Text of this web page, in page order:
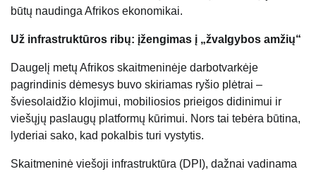
būtų naudinga Afrikos ekonomikai.
Už infrastruktūros ribų: įžengimas į „žvalgybos amžių“
Daugelį metų Afrikos skaitmeninėje darbotvarkėje
pagrindinis dėmesys buvo skiriamas ryšio plėtrai –
šviesolaidžio klojimui, mobiliosios prieigos didinimui ir
viešųjų paslaugų platformų kūrimui. Nors tai tebėra būtina,
lyderiai sako, kad pokalbis turi vystytis.
Skaitmeninė viešoji infrastruktūra (DPI), dažnai vadinama